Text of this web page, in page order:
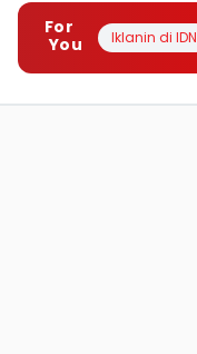
For
You
Iklanin di IDN